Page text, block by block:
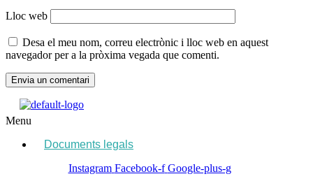
Lloc web
Desa el meu nom, correu electrònic i lloc web en aquest
navegador per a la pròxima vegada que comenti.
Menu
Documents legals
Instagram Facebook-f Google-plus-g